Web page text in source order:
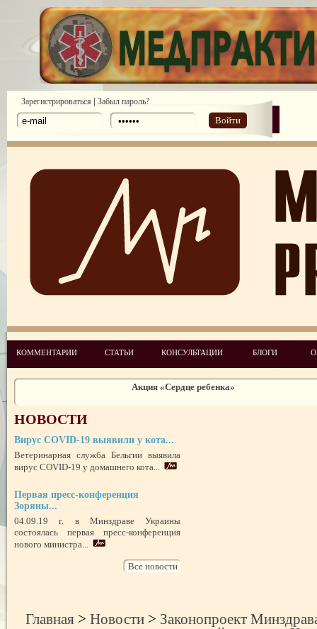
Зарегистрироваться | Забыл пароль?
Войти
КОММЕНТАРИИ СТАТЬИ КОНСУЛЬТАЦИИ БЛОГИ
Банки пуповинной крови в Украине: что проверить, чтоб
Акція «Милосердний Валентин»
Главное во внедрении заместительной поддерживающей терапии -
подход
Внимание, грибы! Отравление грибами опасно для жизни
учреждения Украины
Социальный проект Евро-2012 «Давай разом!» в Артеке
Акция «Сердце ребенка»
С середины июля начнется поставка вакцин в регионы
Приостановлена реализация серии парацетамола
Швейцарская Конфедерация инвестирует средства в украинскую
НОВОСТИ
Вирус COVID-19 выявили у кота...
Ветеринарная служба Бельгии выявила
вирус COVID-19 у домашнего кота...
Первая пресс-конференция
Зоряны...
04.09.19 г. в Минздраве Украины
состоялась первая пресс-конференция
нового министра...
Все новости
Главная > Новости > Законопроект